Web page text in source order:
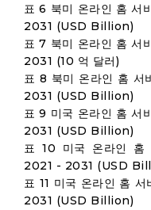
표 6 북미 온라인 홈 서
2031 (USD Billion)
표 7 북미 온라인 홈 서
2031 (10 억 달러)
표 8 북미 온라인 홈 서
2031 (USD Billion)
표 9 미국 온라인 홈 서
2031 (USD Billion)
표 10 미국 온라인 홈
2021 - 2031 (USD
표 11 미국 온라인 홈
2031 (USD Billion)